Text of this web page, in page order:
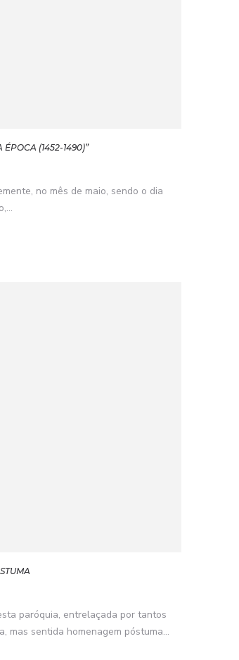
ÉPOCA (1452-1490)”
no mês de maio, sendo o dia
paróquia, entrelaçada por tantos
mas sentida homenagem póstuma...